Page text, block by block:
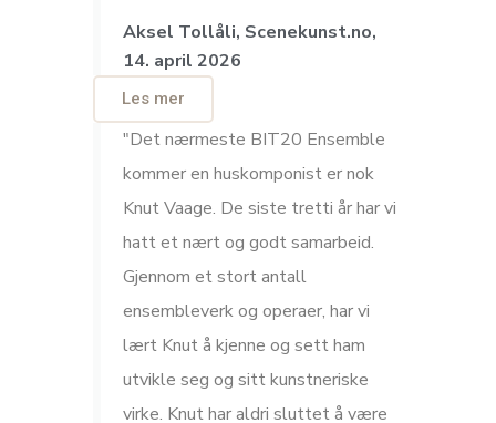
Aksel Tollåli, Scenekunst.no,
14. april 2026
Les mer
"Det nærmeste BIT20 Ensemble
kommer en huskomponist er nok
Knut Vaage. De siste tretti år har vi
hatt et nært og godt samarbeid.
Gjennom et stort antall
ensembleverk og operaer, har vi
lært Knut å kjenne og sett ham
utvikle seg og sitt kunstneriske
virke. Knut har aldri sluttet å være